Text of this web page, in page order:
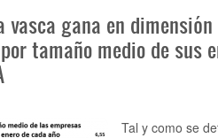
vasca gana en
tamaño medio de sus
Tal y como se